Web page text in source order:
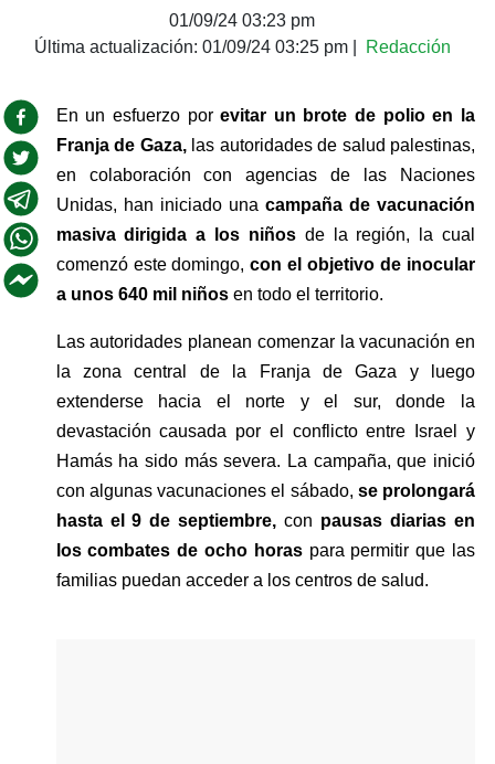
01/09/24 03:23 pm
Última actualización: 01/09/24 03:25 pm| Redacción
En un esfuerzo por evitar un brote de polio en la
Franja de Gaza, las autoridades de salud palestinas,
en colaboración con agencias de las Naciones
Unidas, han iniciado una campaña de vacunación
masiva dirigida a los niños de la región, la cual
comenzó este domingo, con el objetivo de inocular
a unos 640 mil niños en todo el territorio.
Las autoridades planean comenzar la vacunación en
la zona central de la Franja de Gaza y luego
extenderse hacia el norte y el sur, donde la
devastación causada por el conflicto entre Israel y
Hamás ha sido más severa. La campaña, que inició
con algunas vacunaciones el sábado, se prolongará
hasta el 9 de septiembre, con pausas diarias en
los combates de ocho horas para permitir que las
familias puedan acceder a los centros de salud.